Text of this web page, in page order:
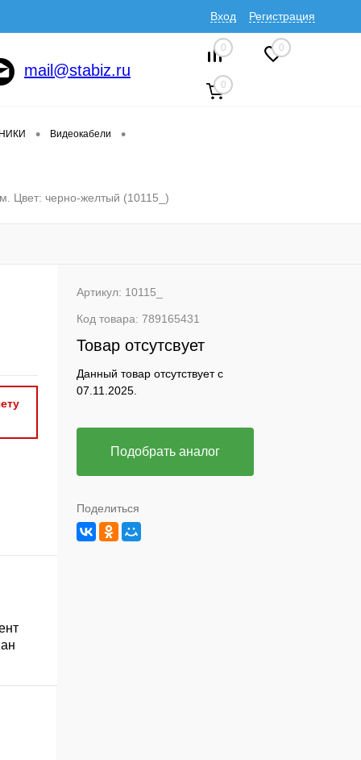
Вход Регистрация
mail@stabiz.ru
0 0
0
• Видеокабели •
Цвет: черно-желтый (10115_)
Артикул: 10115_
Код товара: 789165431
Товар отсутсвует
Данный товар отсутствует с
07.11.2025.
Подобрать аналог
Поделиться